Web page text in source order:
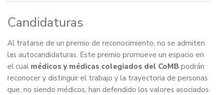
Candidaturas
Al tratarse de un premio de reconocimiento, no se admiten
las autocandidaturas. Este premio promueve un espacio en
el cual médicos y médicas colegiados del CoMB podrán
reconocer y distinguir el trabajo y la trayectoria de personas
que, no siendo médicos, han defendido los valores asociados